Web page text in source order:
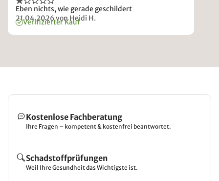
Eben nichts, wie gerade geschildert
21.04.2026von Heidi H.
Verifizierter Kauf
Kostenlose Fachberatung
Ihre Fragen – kompetent & kostenfrei beantwortet.
Schadstoffprüfungen
Weil Ihre Gesundheit das Wichtigste ist.